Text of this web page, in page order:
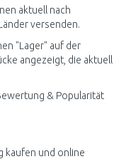
aktuell nach
versenden.
"Lager" auf der
angezeigt, die aktuell
& Popularität
kaufen und online